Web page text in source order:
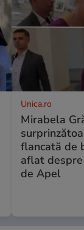
Unica.ro
Mirabela
flancată de
aflat
de Apel